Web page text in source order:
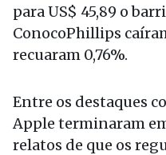
para US$ 45,89 o
ConocoPhillips
recuaram 0,76%.
Entre os destaques
Apple terminaram
relatos de que os